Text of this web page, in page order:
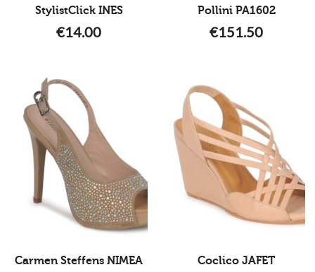
StylistClick INES
€14.00
Pollini PA1602
€151.50
Carmen Steffens NIMEA Coclico JAFET